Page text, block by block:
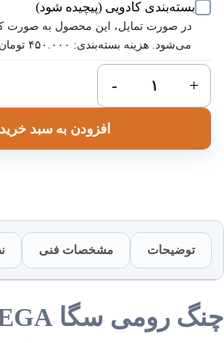
بسته‌بندی کادویی (پیچیده شود)
در صورت تمایل، این محصول به صورت کادو
می‌شود. هزینه بسته‌بندی: ۴۵۰.۰۰۰ تومان
رومی
افزودن به سبد خرید
توضیحات مشخصات فنی